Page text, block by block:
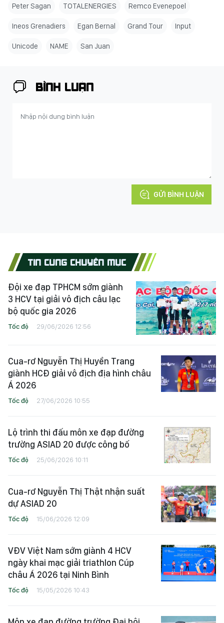
Peter Sagan TOTALENERGIES Remco Evenepoel
Ineos Grenadiers Egan Bernal Grand Tour Input
Unicode NAME San Juan
BÌNH LUẬN
GỬI BÌNH LUẬN
TIN CÙNG CHUYÊN MỤC
Đội xe đạp TPHCM sớm giành
3 HCV tại giải vô địch câu lạc
bộ quốc gia 2026
Tốc độ 29/06/2026 12:56
Cua-rơ Nguyễn Thị Huyền Trang
giành HCĐ giải vô địch địa hình châu
Á 2026
Tốc độ 27/06/2026 10:55
Lộ trình thi đấu môn xe đạp đường
trường ASIAD 20 được công bố
Tốc độ 25/06/2026 10:11
Cua-rơ Nguyễn Thị Thật nhận suất
dự ASIAD 20
Tốc độ 15/06/2026 12:09
VĐV Việt Nam sớm giành 4 HCV
ngày khai mạc giải triathlon Cúp
châu Á 2026 tại Ninh Bình
Tốc độ 15/05/2026 10:43